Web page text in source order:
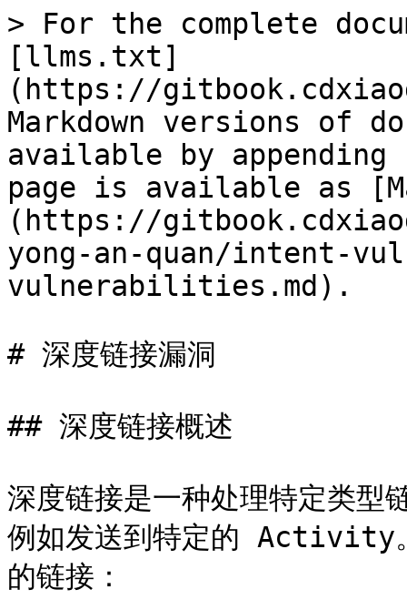
> For the complete
[llms.txt]
(https://
Markdown versions of
available by
page is available as
(https://
yong-an-quan/intent-
vulnerabilities.md).
# 深度链接漏洞
## 深度链接概述
深度链接是一种处理特定类型
例如发送到特定的 Activity
的链接：